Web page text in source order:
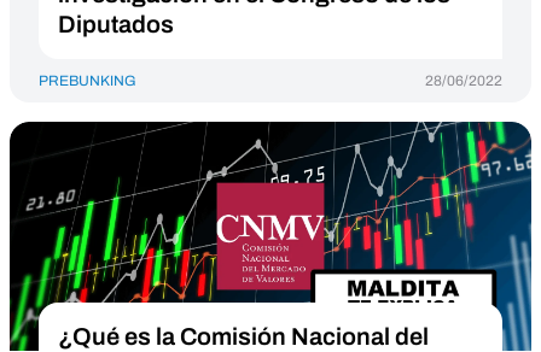
Diputados
PREBUNKING 28/06/2022
¿Qué es la Comisión Nacional del